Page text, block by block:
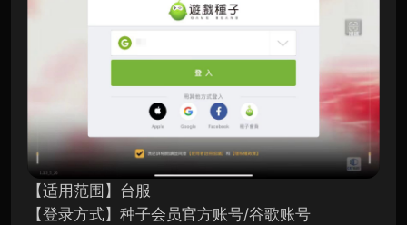
【适用范围】台服
【登录方式】种子会员官方账号/谷歌账号